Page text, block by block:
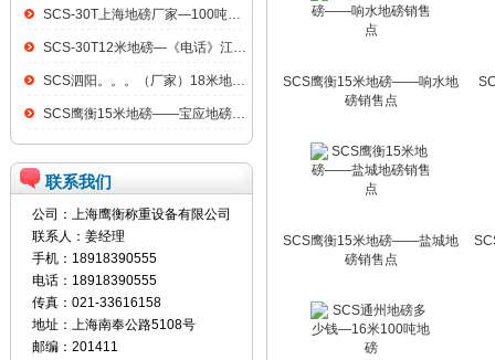
SCS-30T上海地磅厂家—100吨汽车衡
SCS-30T12米地磅—《电话》江阴100吨地磅
SCS泗阳。。。（厂家）18米地磅（低价）
SCS鹰衡15米地磅——宝应地磅销售点
联系我们
公司：上海鹰衡称重设备有限公司
联系人：姜经理
手机：18918390555
电话：18918390555
传真：021-33616158
地址：上海南奉公路5108号
邮编：201411
SCS鹰衡15米地磅——响水地
磅销售点
SCS鹰衡15米地磅——盐城地
磅销售点